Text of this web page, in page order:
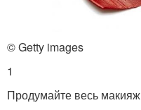
© Getty images
1
Продумайте весь макияж